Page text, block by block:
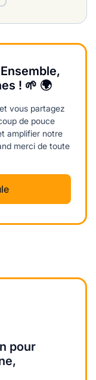
! 🌱 🌍
vous partagez
de pouce
amplifier notre
merci de toute
pour